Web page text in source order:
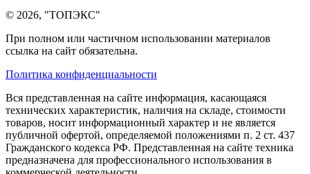
© 2026, "ТОПЭКС"
При полном или частичном использовании материалов
ссылка на сайт обязательна.
Политика конфиденциальности
Вся представленная на сайте информация, касающаяся
технических характеристик, наличия на складе, стоимости
товаров, носит информационный характер и не является
публичной офертой, определяемой положениями п. 2 ст. 437
Гражданского кодекса РФ. Представленная на сайте техника
предназначена для профессионального использования в